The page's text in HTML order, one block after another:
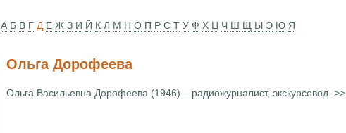
А Б В Г Д Е Ж З И Й К Л М Н О П Р С Т У Ф Х Ц Ч Ш Щ Ы Э Ю Я
Ольга Дорофеева
Ольга Васильевна Дорофеева (1946) – радиожурналист, экскурсовод. >>